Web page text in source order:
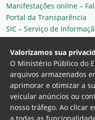
Manifestações online –
Portal da Transparência
SIC – Serviço de
Plantão MP do Ceará
Secretaria Geral
Valorizamos sua
O Ministério Público do
arquivos armazenados
aprimorar e otimizar a
veicular anúncios ou
nosso tráfego. Ao clicar